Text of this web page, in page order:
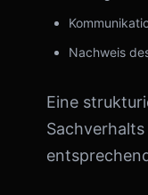
Nachweis
Eine